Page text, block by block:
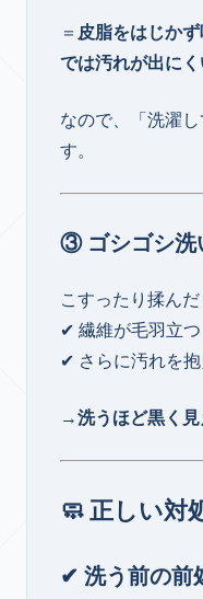
＝ 皮脂をはじか
では汚れが出に
なので、「洗濯
す。
③ ゴシゴシ洗
こすったり揉ん
✔ 繊維が毛羽立つ
✔ さらに汚れを
→洗うほど黒く
🧼 正しい対
✔ 洗う前の前